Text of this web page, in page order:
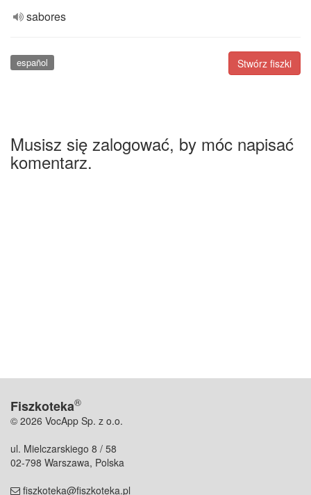
sabores
Stwórz fiszki
español
Musisz się zalogować, by móc napisać
komentarz.
Fiszkoteka®
© 2026 VocApp Sp. z o.o.
ul. Mielczarskiego 8 / 58
02-798 Warszawa, Polska
fiszkoteka@fiszkoteka.pl